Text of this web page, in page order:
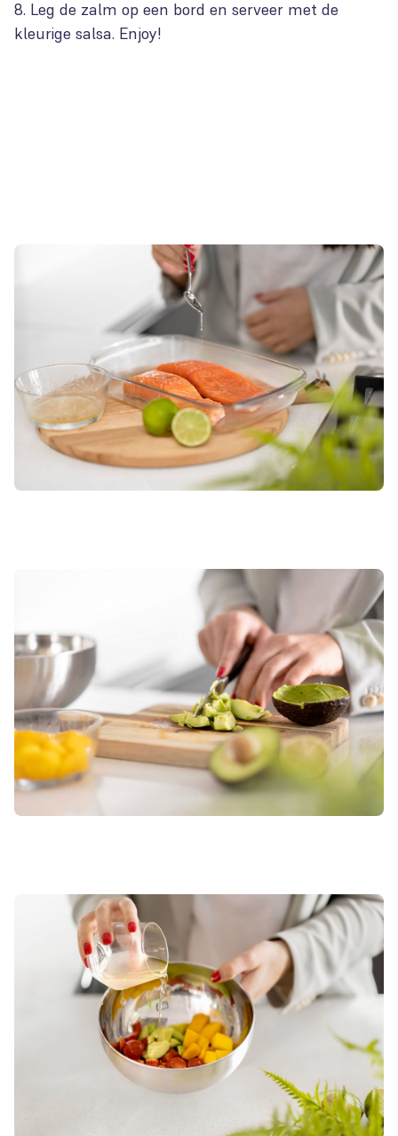
Leg de zalm op een bord en serveer met de
kleurige salsa. Enjoy!